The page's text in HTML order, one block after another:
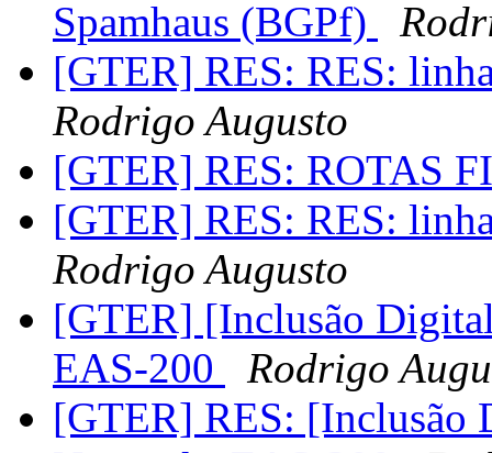
Spamhaus (BGPf)
[GTER] RES: RES:
Rodrigo Augusto
[GTER] RES: ROTAS
[GTER] RES: RES:
Rodrigo Augusto
[GTER] [Inclusão
EAS-200
Rodrigo
[GTER] RES: [Inclusão